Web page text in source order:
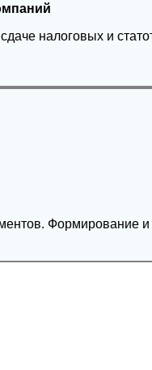
налоговых и
Формирование